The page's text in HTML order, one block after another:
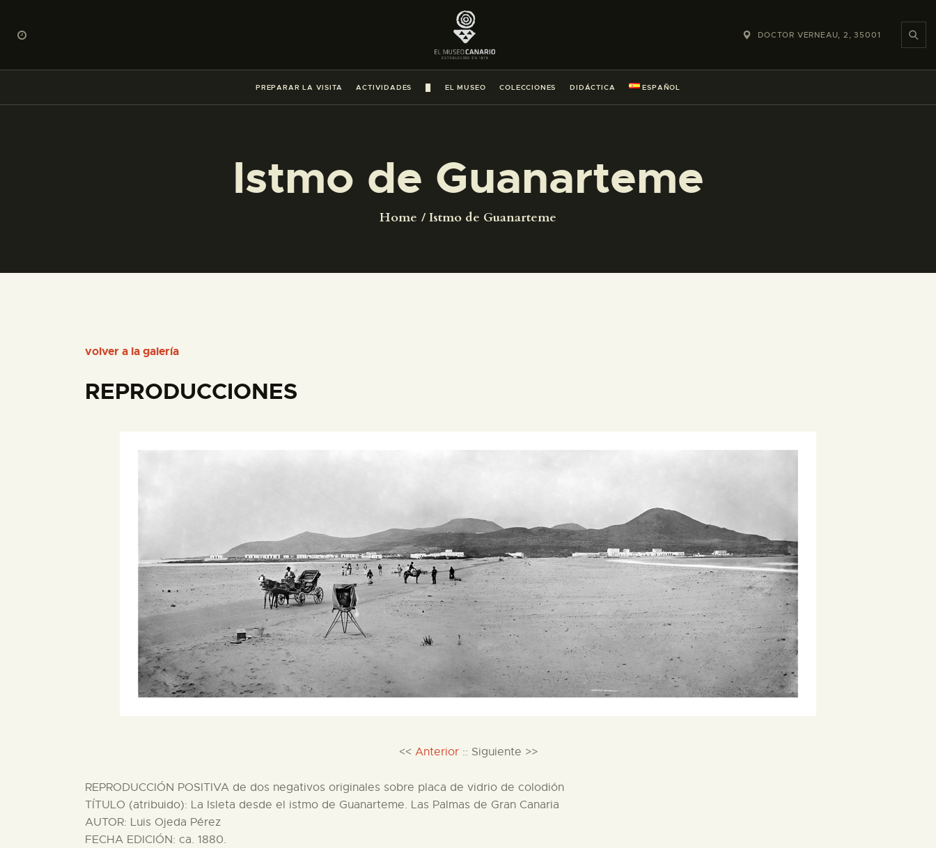
DOCTOR VERNEAU, 2, 35001
PREPARAR LA VISITA ACTIVIDADES EL MUSEO COLECCIONES DIDÁCTICA ESPAÑOL
Istmo de Guanarteme
Home Istmo de Guanarteme
PREPARAR LA VISITA
ACTIVIDADES
█
COLECCIONES
EL MUSEO
DIDÁCTICA
ESPAÑOL
volver a la galería
REPRODUCCIONES
<< Anterior :: Siguiente >>
REPRODUCCIÓN POSITIVA de dos negativos originales sobre placa de vidrio de colodión
TÍTULO (atribuido): La Isleta desde el istmo de Guanarteme. Las Palmas de Gran Canaria
AUTOR: Luis Ojeda Pérez
FECHA EDICIÓN: ca. 1880.